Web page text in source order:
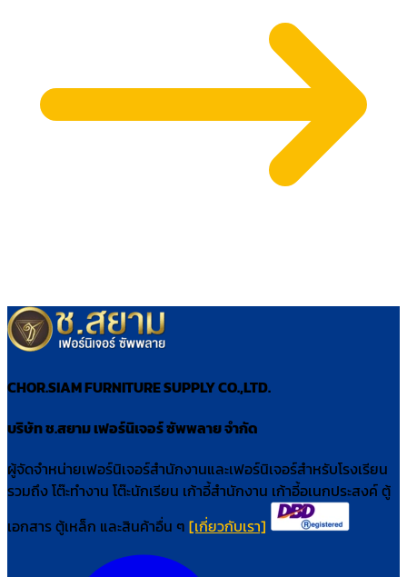
CHOR.SIAM FURNITURE SUPPLY CO.,LTD.
บริษัท ช.สยาม เฟอร์นิเจอร์ ซัพพลาย จำกัด
ผู้จัดจำหน่ายเฟอร์นิเจอร์สำนักงานและเฟอร์นิเจอร์สำหรับโรงเรียน
รวมถึง โต๊ะทำงาน โต๊ะนักเรียน เก้าอี้สำนักงาน เก้าอี้อเนกประสงค์ ตู้
เอกสาร ตู้เหล็ก และสินค้าอื่น ๆ [เกี่ยวกับเรา]